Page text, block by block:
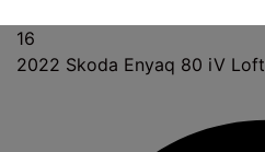
16
2022 Skoda Enyaq 80 iV Loft